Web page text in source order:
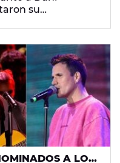
su
de profesión
defensa
A LOS